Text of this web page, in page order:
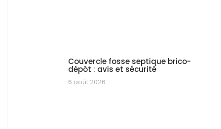
Couvercle fosse septique brico-
dépôt : avis et sécurité
6 août 2026